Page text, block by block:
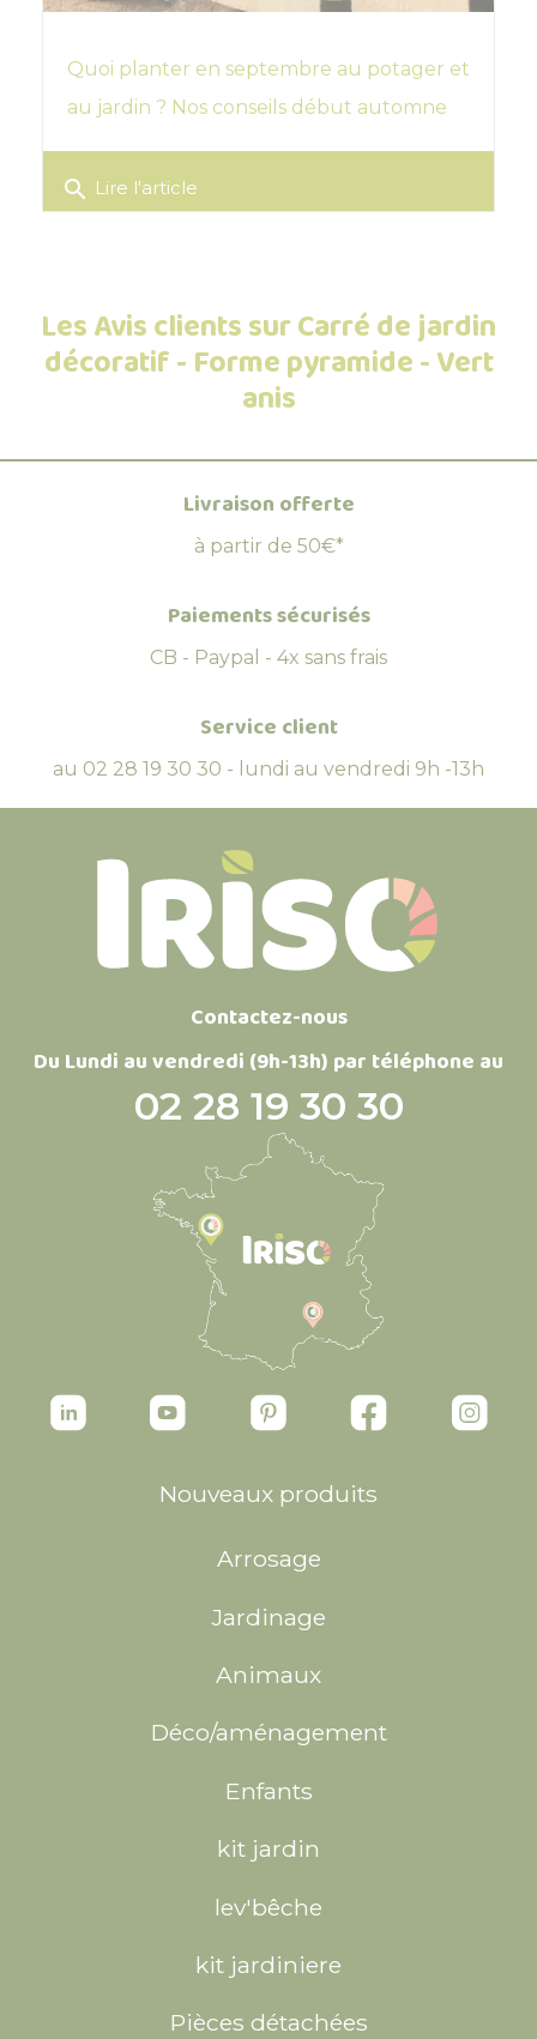
Quoi planter en septembre au potager et
au jardin ? Nos conseils début automne
search Lire l'article
Les Avis clients sur Carré de jardin
décoratif - Forme pyramide - Vert
anis
Livraison offerte
à partir de 50€*
Paiements sécurisés
CB - Paypal - 4x sans frais
Service client
au 02 28 19 30 30 - lundi au vendredi 9h -13h
Contactez-nous
Du Lundi au vendredi (9h-13h) par téléphone au
02 28 19 30 30
Nouveaux produits
Arrosage
Jardinage
Animaux
Déco/aménagement
Enfants
kit jardin
lev'bêche
kit jardiniere
Pièces détachées